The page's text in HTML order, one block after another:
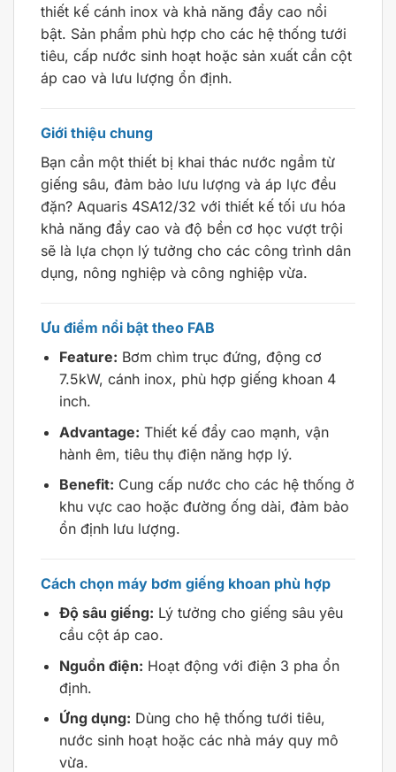
thiết kế cánh inox và khả năng đẩy cao nổi
bật. Sản phẩm phù hợp cho các hệ thống tưới
tiêu, cấp nước sinh hoạt hoặc sản xuất cần cột
áp cao và lưu lượng ổn định.
Giới thiệu chung
Bạn cần một thiết bị khai thác nước ngầm từ
giếng sâu, đảm bảo lưu lượng và áp lực đều
đặn? Aquaris 4SA12/32 với thiết kế tối ưu hóa
khả năng đẩy cao và độ bền cơ học vượt trội
sẽ là lựa chọn lý tưởng cho các công trình dân
dụng, nông nghiệp và công nghiệp vừa.
Ưu điểm nổi bật theo FAB
Feature: Bơm chìm trục đứng, động cơ
7.5kW, cánh inox, phù hợp giếng khoan 4
inch.
Advantage: Thiết kế đẩy cao mạnh, vận
hành êm, tiêu thụ điện năng hợp lý.
Benefit: Cung cấp nước cho các hệ thống ở
khu vực cao hoặc đường ống dài, đảm bảo
ổn định lưu lượng.
Cách chọn máy bơm giếng khoan phù hợp
Độ sâu giếng: Lý tưởng cho giếng sâu yêu
cầu cột áp cao.
Nguồn điện: Hoạt động với điện 3 pha ổn
định.
Ứng dụng: Dùng cho hệ thống tưới tiêu,
nước sinh hoạt hoặc các nhà máy quy mô
vừa.